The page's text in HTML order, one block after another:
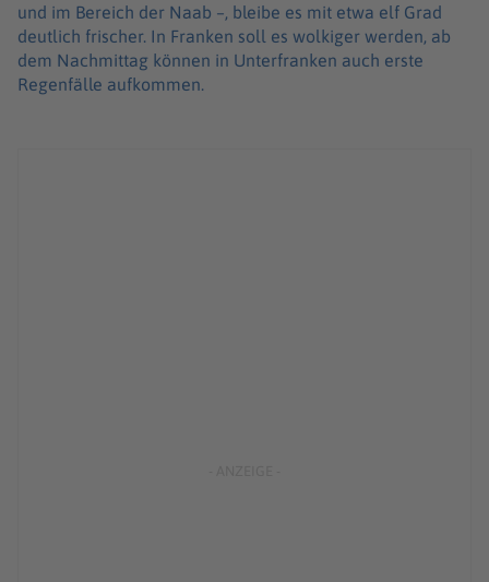
und im Bereich der Naab –, bleibe es mit etwa elf Grad
deutlich frischer. In Franken soll es wolkiger werden, ab
dem Nachmittag können in Unterfranken auch erste
Regenfälle aufkommen.